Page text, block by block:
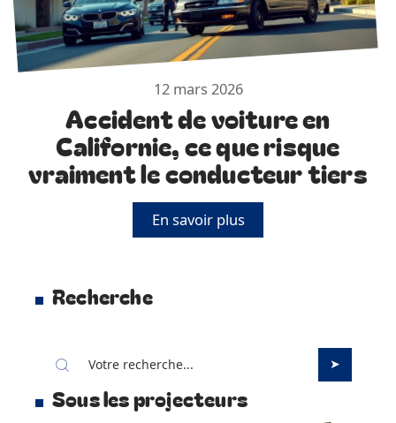
12 mars 2026
Accident de voiture en
Californie, ce que risque
vraiment le conducteur tiers
En savoir plus
Recherche
Sous les projecteurs